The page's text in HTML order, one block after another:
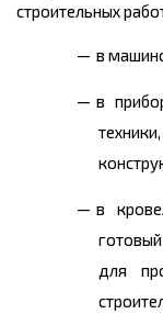
строительных
в
в
в
для